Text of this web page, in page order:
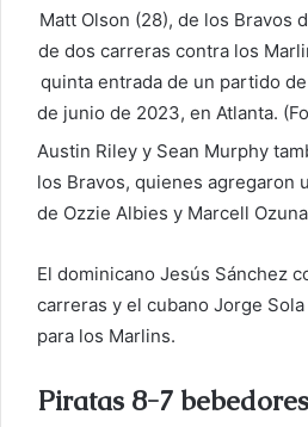
Matt Olson (28), de los Bravos
de dos carreras contra los
quinta entrada de un partido
de junio de 2023, en Atlanta.
Austin Riley y Sean Murphy
los Bravos, quienes agregaron
de Ozzie Albies y Marcell
El dominicano Jesús Sánchez
carreras y el cubano Jorge
para los Marlins.
Piratas 8-7 bebedores